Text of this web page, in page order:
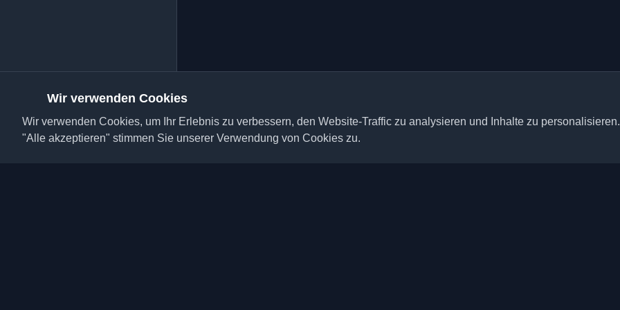
Wir verwenden Cookies
Wir verwenden Cookies, um Ihr Erlebnis zu verbessern, den Website-Traffic zu analysieren und Inhalte zu
"Alle akzeptieren" stimmen Sie unserer Verwendung von Cookies zu.